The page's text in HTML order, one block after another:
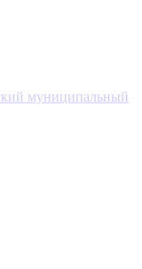
муниципальный